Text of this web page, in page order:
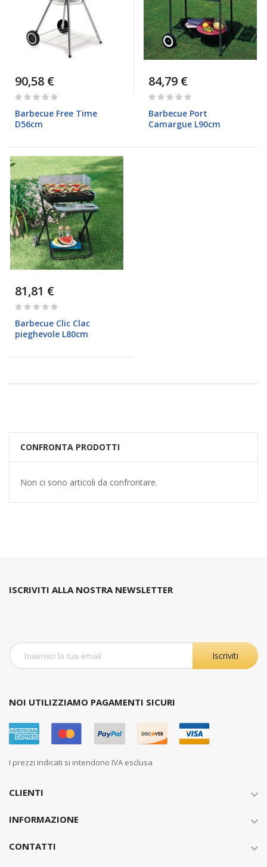
90,58 €
Rating:
Barbecue Free Time
D56cm
84,79 €
Rating:
Barbecue Port
Camargue L90cm
81,81 €
Rating:
Barbecue Clic Clac
pieghevole L80cm
CONFRONTA PRODOTTI
Non ci sono articoli da confrontare.
ISCRIVITI ALLA NOSTRA NEWSLETTER
Iscriviti
NOI UTILIZZIAMO PAGAMENTI SICURI
I prezzi indicati si intendono IVA esclusa
CLIENTI
INFORMAZIONE
CONTATTI